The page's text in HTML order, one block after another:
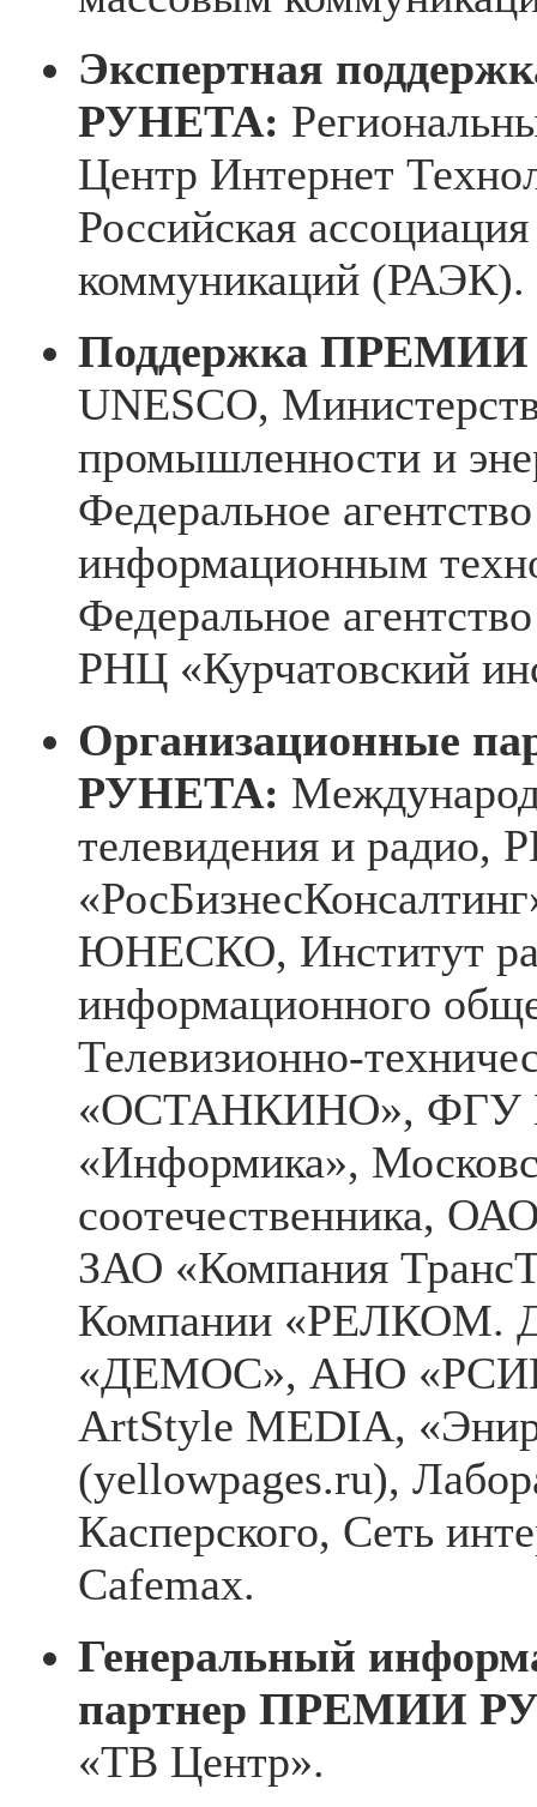
Экспертная
РУНЕТА:
Центр Интернет
Российская
коммуникаций (РАЭК).
Поддержка
UNESCO,
промышленности и
Федеральное
информационным
Федеральное
РНЦ «Курчатовский
Организационные
РУНЕТА:
телевидения и радио,
ЮНЕСКО, Институт
информационного
Телевизионно-
«ОСТАНКИНО», ФГУ
«Информика»,
соотечественника,
ЗАО «Компания
Компании «РЕЛКОМ.
«ДЕМОС», АНО
ArtStyle MEDIA,
(yellowpages.ru),
Касперского, Сеть
Cafemax.
Генеральный
партнер ПРЕМИИ
«ТВ Центр».